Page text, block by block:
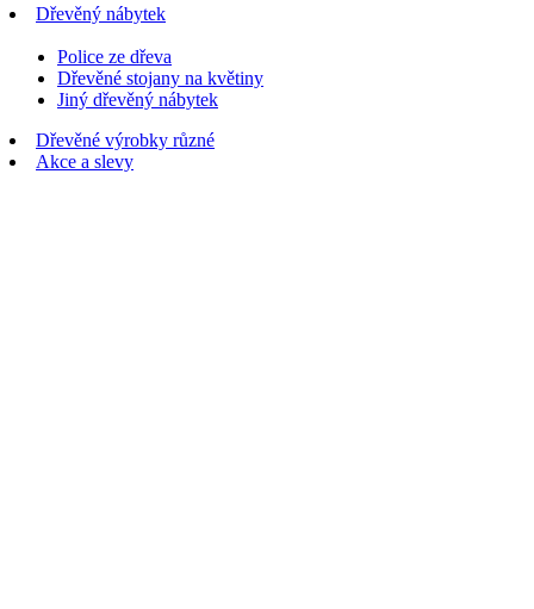
Dřevěný nábytek
Police ze dřeva
Dřevěné stojany na květiny
Jiný dřevěný nábytek
Dřevěné výrobky různé
Akce a slevy